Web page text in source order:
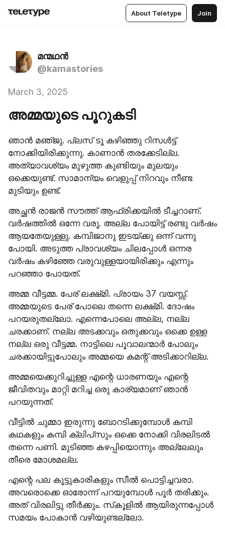
About Teletype Join
മന്മഥൻ
@kamastories
March 3, 2025
അമ്മയുടെ പൂറുകടി
ഞാൻ മഞ്​ജു. പ്ലസ് ടൂ കഴിഞ്ഞു റിസൾട്ട്
നോക്കിയിരിക്കുന്നു. കാണാൻ തരക്കേടില്ല.
അത്യാവശ്യം മുഴുത്ത കുണ്ടിയും മുലയും
ഒക്കെയുണ്ട്. സാമാന്യം വെളുപ്പ് നിറവും നീണ്ട
മുടിയും ഉണ്ട്.
അച്ഛൻ രാജൻ സൗത്ത് ആഫ്രിക്കയിൽ ടീച്ചറാണ്.
വർഷത്തിൽ ഒന്നേ വരൂ. അല്ല പോയിട്ട് രണ്ടു വർഷം
ആയതേയുള്ളു. കമ്പിജാനു ഇടയ്ക്കു ഒന്ന് വന്നു
പോയി. അടുത്ത പ്രാവശ്യം ചിലപ്പോൾ ഒന്നര
വർഷം കഴിഞ്ഞേ വരുവുള്ളയായിരിക്കും എന്നും
പറഞ്ഞാ പോയത്.
അമ്മ വീട്ടമ്മ. പേര് ലക്ഷ്‌മി. പ്രായം 37 വയസ്സ്.
അമ്മയുടെ പേര് പോലെ തന്നെ ലക്ഷ്‌മി. ദോഷം
പറയരുതല്ലോ. എന്നെപോലെ അല്ല, നല്ല
ചരക്കാണ്. നല്ല അടക്കവും ഒതുക്കവും ഒക്കെ ഉള്ള
നല്ല ഒരു വീട്ടമ്മ. നാട്ടിലെ പൂവാലന്മാർ പോലും
ചരക്കായിട്ടുപോലും അമ്മയെ കമന്റ് അടിക്കാറില്ല.
അമ്മയെക്കുറിച്ചുള്ള എന്റെ ധാരണയും എന്റെ
ജീവിതവും മാറ്റി മറിച്ച ഒരു കാര്യമാണ് ഞാൻ
പറയുന്നത്.
വീട്ടിൽ ചുമ്മാ ഇരുന്നു ബോറടിക്കുമ്പോൾ കമ്പി
കഥകളും കമ്പി ക്ലിപ്‌സും ഒക്കെ നോക്കി വിരലിടൽ
തന്നെ പണി. മുടിഞ്ഞ കഴപ്പിയൊന്നും അല്ലേലും
തീരെ മോശമല്ല.
എന്റെ പല കൂട്ടുകാരികളും സീൽ പൊട്ടിച്ചവരാ.
അവരൊക്കെ ഓരോന്ന് പറയുമ്പോൾ പൂർ തരിക്കും.
അത് വിരലിട്ടു തീർക്കും. സ്‌കൂളിൽ ആയിരുന്നപ്പോൾ
സമയം പോകാൻ വഴിയുണ്ടല്ലോ.